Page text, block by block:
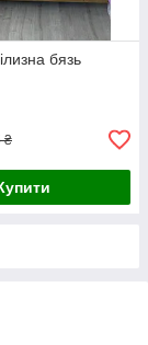
бязь
₴